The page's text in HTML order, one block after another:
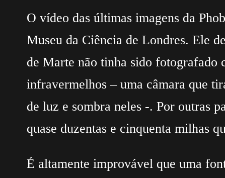
O vídeo das últimas imagens da
Museu da Ciência de Londres. Ele
de Marte não tinha sido fotografado
infravermelhos – uma câmara que
de luz e sombra neles -. Por outras
quase duzentas e cinquenta milhas
É altamente improvável que uma